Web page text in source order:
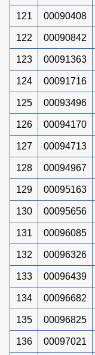
121 00090408
122 00090842
123 00091363
124 00091716
125 00093496
126 00094170
127 00094713
128 00094967
129 00095163
130 00095656
131 00096085
132 00096326
133 00096439
134 00096682
135 00096825
136 00097021